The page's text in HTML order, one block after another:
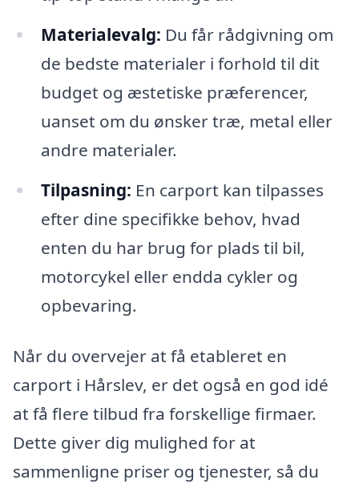
Materialevalg: Du får rådgivning om
de bedste materialer i forhold til dit
budget og æstetiske præferencer,
uanset om du ønsker træ, metal eller
andre materialer.
Tilpasning: En carport kan tilpasses
efter dine specifikke behov, hvad
enten du har brug for plads til bil,
motorcykel eller endda cykler og
opbevaring.
Når du overvejer at få etableret en
carport i Hårslev, er det også en god idé
at få flere tilbud fra forskellige firmaer.
Dette giver dig mulighed for at
sammenligne priser og tjenester, så du